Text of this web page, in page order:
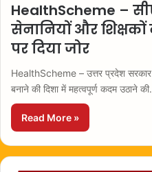
HealthScheme –
सेनानियों और शिक्षकों
पर दिया जोर
HealthScheme – उत्तर प्रदेश
बनाने की दिशा में महत्वपूर्ण कदम उठाने
Read More »